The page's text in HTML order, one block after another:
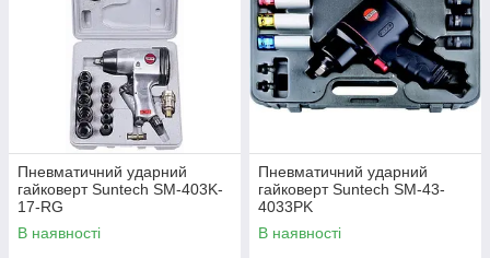
Пневматичний ударний
гайковерт Suntech SM-403K-
17-RG
В наявності
Пневматичний ударний
гайковерт Suntech SM-43-
4033PK
В наявності